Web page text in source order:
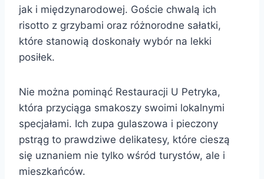
jak i międzynarodowej. Goście chwalą ich
risotto z grzybami oraz różnorodne sałatki,
które stanowią doskonały wybór na lekki
posiłek.
Nie można pominąć Restauracji U Petryka,
która przyciąga smakoszy swoimi lokalnymi
specjałami. Ich zupa gulaszowa i pieczony
pstrąg to prawdziwe delikatesy, które cieszą
się uznaniem nie tylko wśród turystów, ale i
mieszkańców.